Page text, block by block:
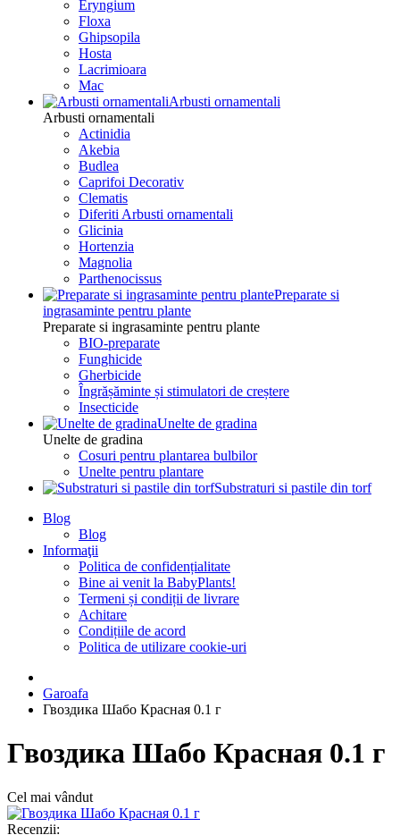
Eryngium
Floxa
Ghipsopila
Hosta
Lacrimioara
Mac
Arbusti ornamentali
Arbusti ornamentali
Actinidia
Akebia
Budlea
Caprifoi Decorativ
Clematis
Diferiti Arbusti ornamentali
Glicinia
Hortenzia
Magnolia
Parthenocissus
Preparate si
ingrasaminte pentru plante
Preparate si ingrasaminte pentru plante
BIO-preparate
Funghicide
Gherbicide
Îngrășăminte și stimulatori de creștere
Insecticide
Unelte de gradina
Unelte de gradina
Cosuri pentru plantarea bulbilor
Unelte pentru plantare
Substraturi si pastile din torf
Blog
Blog
Informaţii
Politica de confidențialitate
Bine ai venit la BabyPlants!
Termeni și condiții de livrare
Achitare
Condițiile de acord
Politica de utilizare cookie-uri
Garoafa
Гвоздика Шабо Красная 0.1 г
Гвоздика Шабо Красная 0.1 г
Cel mai vândut
Recenzii: